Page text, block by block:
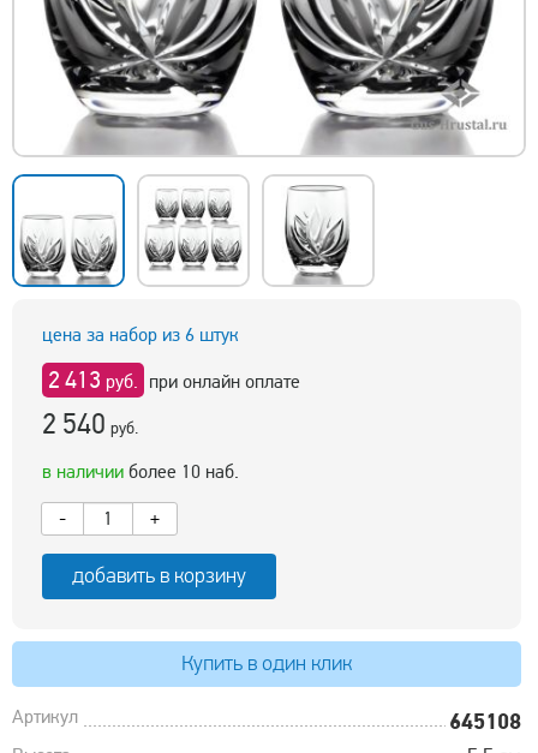
цена за набор из 6 штук
2 413 руб. при онлайн оплате
2 540 руб.
в наличии более 10 наб.
-
+
добавить в корзину
Купить в один клик
Артикул 645108